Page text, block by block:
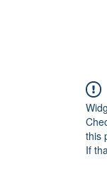
this
If